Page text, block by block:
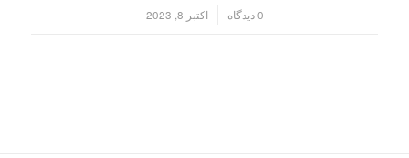
0 دیدگاه اکتبر 8, 2023